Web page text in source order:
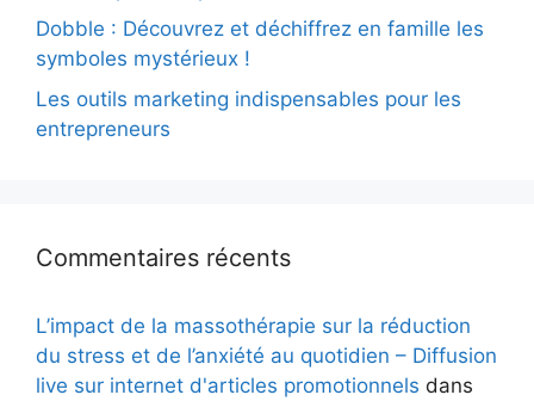
Dobble : Découvrez et déchiffrez en famille les
symboles mystérieux !
Les outils marketing indispensables pour les
entrepreneurs
Commentaires récents
L’impact de la massothérapie sur la réduction
du stress et de l’anxiété au quotidien – Diffusion
live sur internet d'articles promotionnels dans